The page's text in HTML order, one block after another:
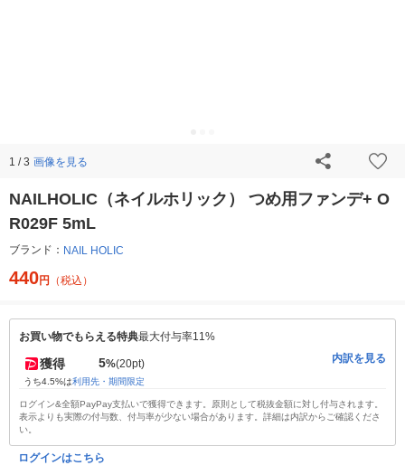
1 / 3 画像を見る
NAILHOLIC（ネイルホリック） つめ用ファンデ+ O
R029F 5mL
ブランド： NAIL HOLIC
440円 （税込）
お買い物でもらえる特典最大付与率11%
獲得 5%(20pt)
うち4.5%は利用先・期間限定
内訳を見る
ログイン&全額PayPay支払いで獲得できます。原則として税抜金額に対し付与されます。
表示よりも実際の付与数、付与率が少ない場合があります。詳細は内訳からご確認くださ
い。
ログインはこちら